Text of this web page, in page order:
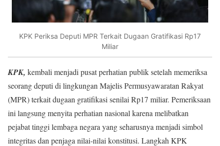
KPK Periksa Deputi MPR Terkait Dugaan Gratifikasi Rp17
Miliar
KPK, kembali menjadi pusat perhatian publik setelah memeriksa
seorang deputi di lingkungan Majelis Permusyawaratan Rakyat
(MPR) terkait dugaan gratifikasi senilai Rp17 miliar. Pemeriksaan
ini langsung menyita perhatian nasional karena melibatkan
pejabat tinggi lembaga negara yang seharusnya menjadi simbol
integritas dan penjaga nilai-nilai konstitusi. Langkah KPK